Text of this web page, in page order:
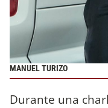
MANUEL TURIZO
Durante una